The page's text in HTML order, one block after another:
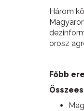
Három
orosz
Főbb